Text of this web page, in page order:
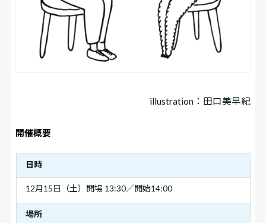
illustration：田口美早紀
開催概要
日時
12月15日（土）開場 13:30／開始14:00
場所